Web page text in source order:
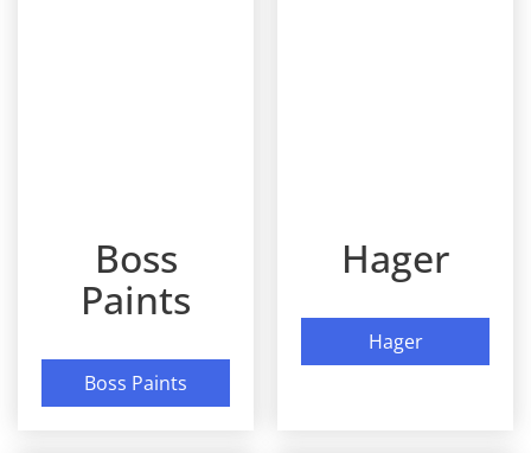
Boss
Paints
Boss Paints
Hager
Hager